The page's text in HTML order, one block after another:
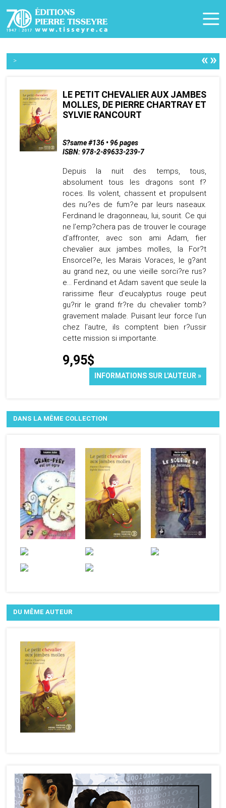
> «»
LE PETIT CHEVALIER AUX JAMBES
MOLLES, DE PIERRE CHARTRAY ET
SYLVIE RANCOURT
S?same #136 • 96 pages
ISBN: 978-2-89633-239-7
Depuis la nuit des temps, tous,
absolument tous les dragons sont f?
roces. Ils volent, chassent et propulsent
des nu?es de fum?e par leurs naseaux.
Ferdinand le dragonneau, lui, sourit. Ce qui
ne l’emp?chera pas de trouver le courage
d’affronter, avec son ami Adam, fier
chevalier aux jambes molles, la For?t
Ensorcel?e, les Marais Voraces, le g?ant
au grand nez, ou une vieille sorci?re rus?
e… Ferdinand et Adam savent que seule la
rarissime fleur d’eucalyptus rouge peut
gu?rir le grand fr?re du chevalier tomb?
gravement malade. Puisant leur force l’un
chez l’autre, ils comptent bien r?ussir
cette mission si importante.
9,95$
INFORMATIONS SUR L'AUTEUR »
DANS LA MÊME COLLECTION
DU MÊME AUTEUR